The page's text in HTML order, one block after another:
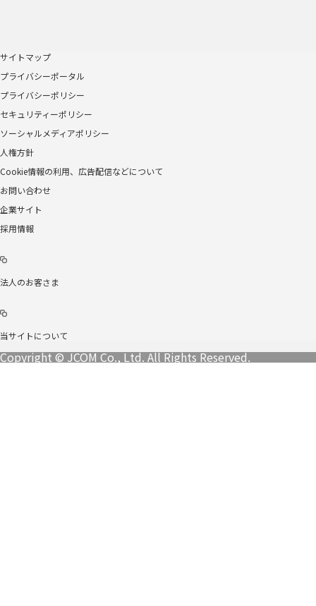
サイトマップ
プライバシーポータル
プライバシーポリシー
セキュリティーポリシー
ソーシャルメディアポリシー
人権方針
Cookie情報の利用、広告配信などについて
お問い合わせ
企業サイト
採用情報
法人のお客さま
当サイトについて
Copyright © JCOM Co., Ltd. All Rights Reserved.